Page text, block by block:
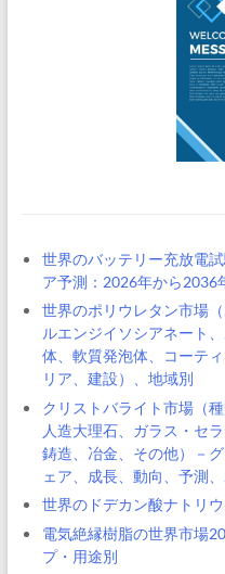
世界のバッテリー充放電
ア予測：2026年から2036
世界のポリウレタン市場
ルエンジイソシアネート
体、軟質発泡体、コーテ
リア、建設）、地域別
クリストバライト市場（
人造大理石、ガラス・セ
鋳造、冶金、その他）－
ェア、成長、動向、予測
世界のドデカン酸ナトリ
電気絶縁樹脂の世界市場
プ・用途別